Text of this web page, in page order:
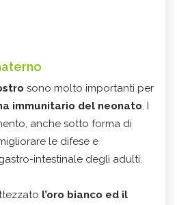
sono molto importanti per
immunitario del neonato. I
anche sotto forma di
le difese e
intestinale degli adulti.
l’oro bianco ed il